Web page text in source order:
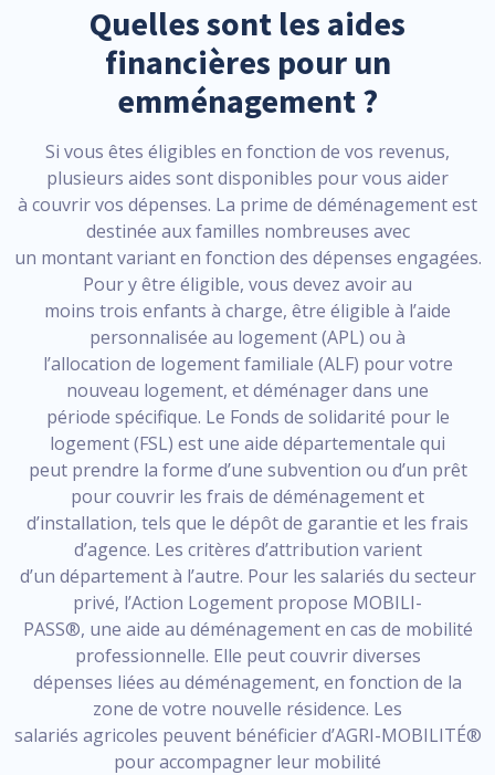
Quelles sont les aides
financières pour un
emménagement ?
Si vous êtes éligibles en fonction de vos revenus,
plusieurs aides sont disponibles pour vous aider
à couvrir vos dépenses. La prime de déménagement est
destinée aux familles nombreuses avec
un montant variant en fonction des dépenses engagées.
Pour y être éligible, vous devez avoir au
moins trois enfants à charge, être éligible à l’aide
personnalisée au logement (APL) ou à
l’allocation de logement familiale (ALF) pour votre
nouveau logement, et déménager dans une
période spécifique. Le Fonds de solidarité pour le
logement (FSL) est une aide départementale qui
peut prendre la forme d’une subvention ou d’un prêt
pour couvrir les frais de déménagement et
d’installation, tels que le dépôt de garantie et les frais
d’agence. Les critères d’attribution varient
d’un département à l’autre. Pour les salariés du secteur
privé, l’Action Logement propose MOBILI-
PASS®, une aide au déménagement en cas de mobilité
professionnelle. Elle peut couvrir diverses
dépenses liées au déménagement, en fonction de la
zone de votre nouvelle résidence. Les
salariés agricoles peuvent bénéficier d’AGRI-MOBILITÉ®
pour accompagner leur mobilité